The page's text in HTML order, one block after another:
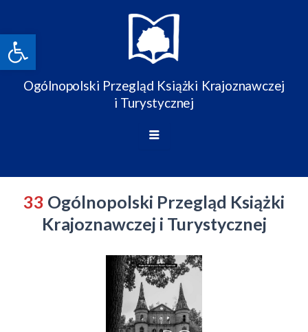
content
Ogólnopolski Przegląd Książki Krajoznawczej
i Turystycznej
33 Ogólnopolski Przegląd Książki
Krajoznawczej i Turystycznej
Open toolbar